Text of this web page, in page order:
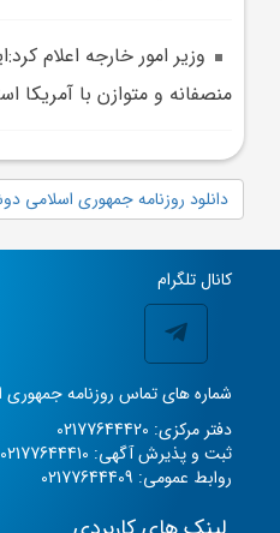
وزير امور خارجه اعلام
منصفانه و متوازن با آمريکا
دانلود روزنامه جمهوری اسلامی دوشنبه 1404/07/21
کانال تلگرام
شماره های تماس روزنامه جمهوری
دفتر مرکزی: 02177644420
ثبت و پذیرش آگهی: 02177644410
روابط عمومی: 02177644409